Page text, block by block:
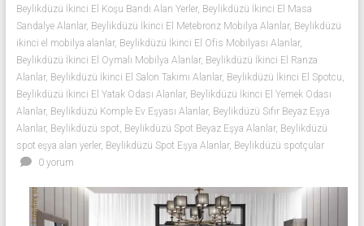
el
spotçu
firması,
ev
eşyaları,
beyaz
eşya,
spot
eşya,
ikinci
Beylikdüzü İkinci El Koşu Bandı Alan Yerler, Beylikdüzü İkinci El Masa
Sandalye Alanlar, Beylikdüzü İkinci El Metebronz Mobilya Alanlar, Beylikdüzü
ikinci el mobilya alanlar, Beylikdüzü İkinci El Ofis Mobilyası Alanlar,
Beylikdüzü İkinci El Oymalı Mobilya Alanlar, Beylikdüzü İkinci El Ranza
Alanlar, Beylikdüzü İkinci El Salon Takımı Alanlar, Beylikdüzü İkinci El Spotcu,
Beylikdüzü İkinci El Yatak Odası Alanlar, Beylikdüzü İkinci El Yemek Odası
Alanlar, Beylikdüzü Komple Ev Eşyası Alanlar, Beylikdüzü Sıfır Beyaz Eşya
Alanlar, Beylikdüzü spot, Beylikdüzü Spot Beyaz Eşya Alanlar, Beylikdüzü
spot eşya alan yerler, Beylikdüzü Spot Eşya Alanlar, Beylikdüzü spotçular
0 yorum